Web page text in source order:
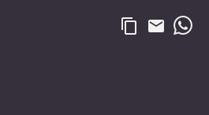
content_copy email